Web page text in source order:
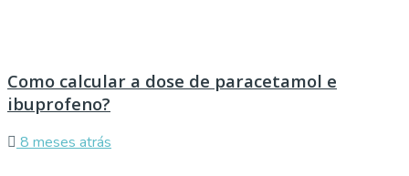
Como calcular a dose de paracetamol e
ibuprofeno?
8 meses atrás